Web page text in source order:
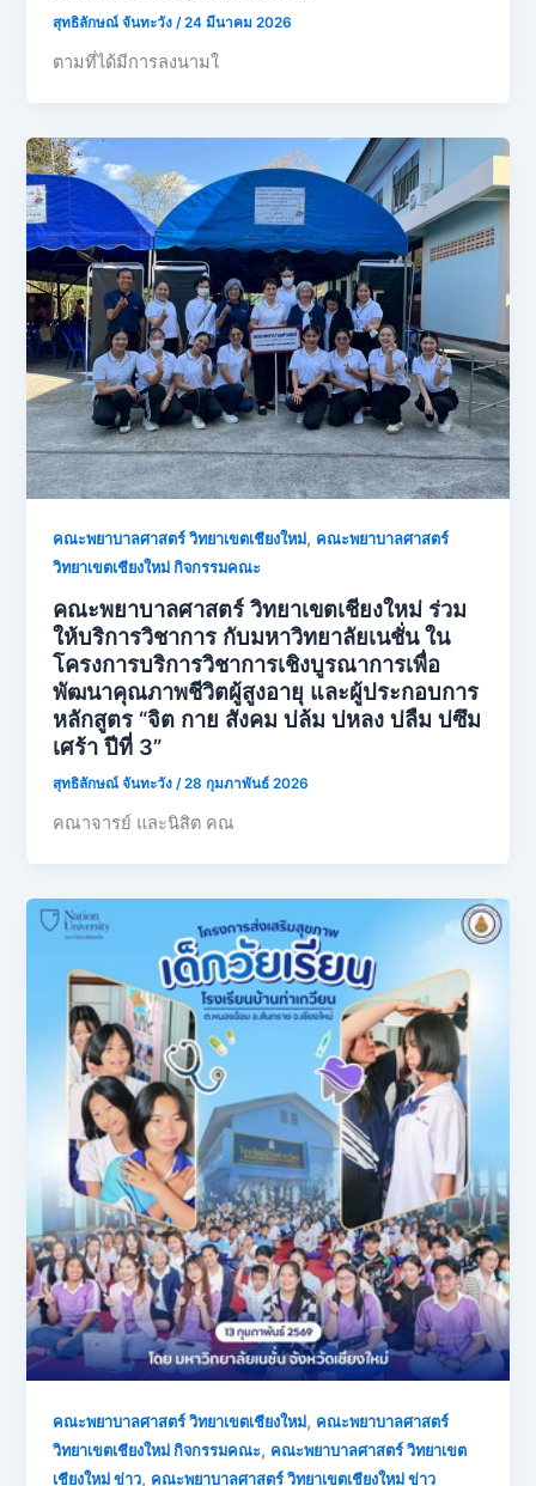
สุทธิลักษณ์ จันทะวัง/24 มีนาคม 2026
ตามที่ได้มีการลงนามใ
คณะพยาบาลศาสตร์ วิทยาเขตเชียงใหม่, คณะพยาบาลศาสตร์
วิทยาเขตเชียงใหม่ กิจกรรมคณะ
คณะพยาบาลศาสตร์ วิทยาเขตเชียงใหม่ ร่วม
ให้บริการวิชาการ กับมหาวิทยาลัยเนชั่น ใน
โครงการบริการวิชาการเชิงบูรณาการเพื่อ
พัฒนาคุณภาพชีวิตผู้สูงอายุ และผู้ประกอบการ
หลักสูตร “จิต กาย สังคม บ่ล้ม บ่หลง บ่ลืม บ่ซึม
เศร้า ปีที่ 3”
สุทธิลักษณ์ จันทะวัง/28 กุมภาพันธ์ 2026
คณาจารย์ และนิสิต คณ
คณะพยาบาลศาสตร์ วิทยาเขตเชียงใหม่, คณะพยาบาลศาสตร์
วิทยาเขตเชียงใหม่ กิจกรรมคณะ, คณะพยาบาลศาสตร์ วิทยาเขต
เชียงใหม่ ข่าว, คณะพยาบาลศาสตร์ วิทยาเขตเชียงใหม่ ข่าว